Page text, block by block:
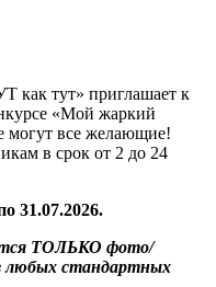
как тут» приглашает к
«Мой жаркий
могут все желающие!
в срок от 2 до 24
31.07.2026.
ТОЛЬКО фото/
любых стандартных